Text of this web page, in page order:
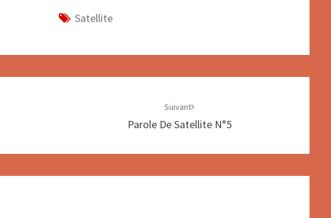
Satellite
Suivant
Parole De Satellite N°5